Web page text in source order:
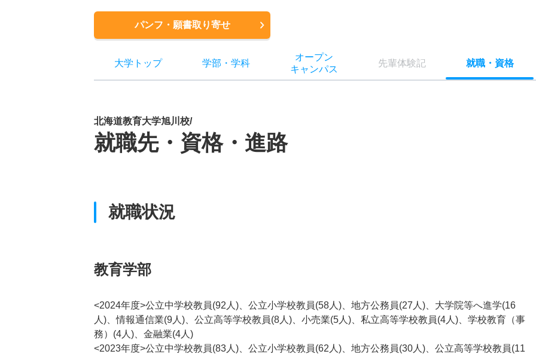
パンフ・願書取り寄せ
大学トップ 学部 ・ 学科
オープン
キャンパス
先輩体験記 就職・ 資格
北海道教育大学旭川校/
就職先・資格・進路
就職状況
教育学部
<2024年度>公立中学校教員(92人)、公立小学校教員(58人)、地方公務員(27人)、大学院等へ進学(16
人)、情報通信業(9人)、公立高等学校教員(8人)、小売業(5人)、私立高等学校教員(4人)、学校教育（事
務）(4人)、金融業(4人)
<2023年度>公立中学校教員(83人)、公立小学校教員(62人)、地方公務員(30人)、公立高等学校教員(11